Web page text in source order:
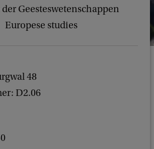
Geesteswetenschappen
Europese studies
48
D2.06